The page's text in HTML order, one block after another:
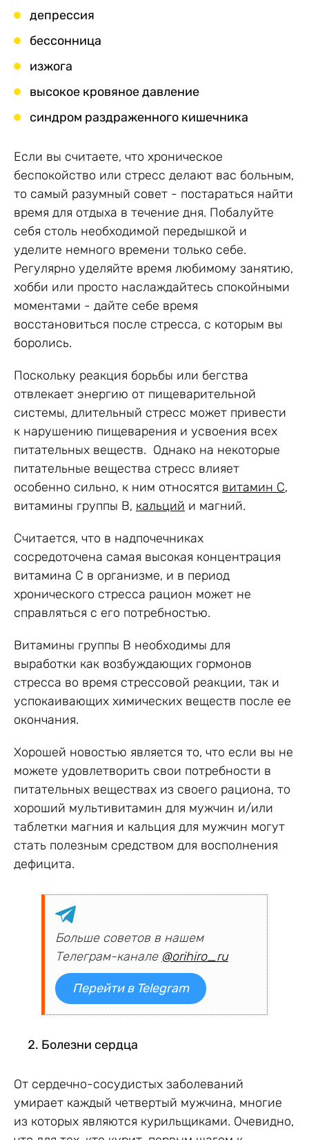
депрессия
бессонница
изжога
высокое кровяное давление
синдром раздраженного кишечника
Если вы считаете, что хроническое
беспокойство или стресс делают вас больным,
то самый разумный совет - постараться найти
время для отдыха в течение дня. Побалуйте
себя столь необходимой передышкой и
уделите немного времени только себе.
Регулярно уделяйте время любимому занятию,
хобби или просто наслаждайтесь спокойными
моментами - дайте себе время
восстановиться после стресса, с которым вы
боролись.
Поскольку реакция борьбы или бегства
отвлекает энергию от пищеварительной
системы, длительный стресс может привести
к нарушению пищеварения и усвоения всех
питательных веществ. Однако на некоторые
питательные вещества стресс влияет
особенно сильно, к ним относятся витамин С,
витамины группы В, кальций и магний.
Считается, что в надпочечниках
сосредоточена самая высокая концентрация
витамина С в организме, и в период
хронического стресса рацион может не
справляться с его потребностью.
Витамины группы В необходимы для
выработки как возбуждающих гормонов
стресса во время стрессовой реакции, так и
успокаивающих химических веществ после ее
окончания.
Хорошей новостью является то, что если вы не
можете удовлетворить свои потребности в
питательных веществах из своего рациона, то
хороший мультивитамин для мужчин и/или
таблетки магния и кальция для мужчин могут
стать полезным средством для восполнения
дефицита.
Больше советов в нашем
Телеграм-канале @orihiro_ru
Перейти в Telegram
Болезни сердца
От сердечно-сосудистых заболеваний
умирает каждый четвертый мужчина, многие
из которых являются курильщиками. Очевидно,